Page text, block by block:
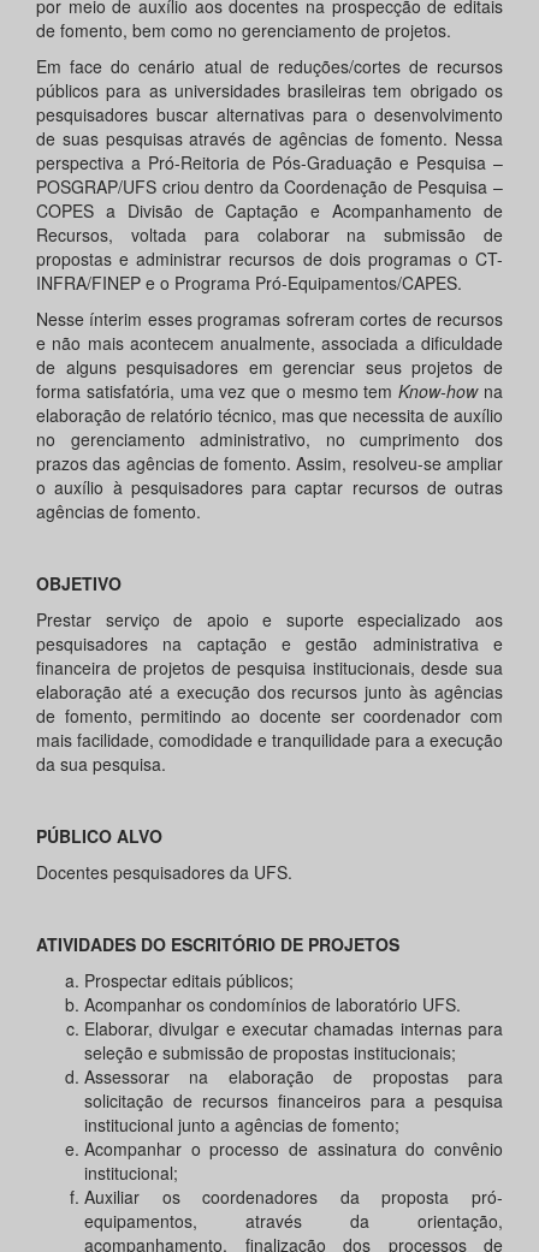
por meio de auxílio aos docentes na prospecção de editais
de fomento, bem como no gerenciamento de projetos.
Em face do cenário atual de reduções/cortes de recursos
públicos para as universidades brasileiras tem obrigado os
pesquisadores buscar alternativas para o desenvolvimento
de suas pesquisas através de agências de fomento. Nessa
perspectiva a Pró-Reitoria de Pós-Graduação e Pesquisa –
POSGRAP/UFS criou dentro da Coordenação de Pesquisa –
COPES a Divisão de Captação e Acompanhamento de
Recursos, voltada para colaborar na submissão de
propostas e administrar recursos de dois programas o CT-
INFRA/FINEP e o Programa Pró-Equipamentos/CAPES.
Nesse ínterim esses programas sofreram cortes de recursos
e não mais acontecem anualmente, associada a dificuldade
de alguns pesquisadores em gerenciar seus projetos de
forma satisfatória, uma vez que o mesmo temKnow-howna
elaboração de relatório técnico, mas que necessita de auxílio
no gerenciamento administrativo, no cumprimento dos
prazos das agências de fomento. Assim, resolveu-se ampliar
o auxílio à pesquisadores para captar recursos de outras
agências de fomento.
OBJETIVO
Prestar serviço de apoio e suporte especializado aos
pesquisadores na captação e gestão administrativa e
financeira de projetos de pesquisa institucionais, desde sua
elaboração até a execução dos recursos junto às agências
de fomento, permitindo ao docente ser coordenador com
mais facilidade, comodidade e tranquilidade para a execução
da sua pesquisa.
PÚBLICO ALVO
Docentes pesquisadores da UFS.
ATIVIDADES DO ESCRITÓRIO DE PROJETOS
Prospectar editais públicos;
Acompanhar os condomínios de laboratório UFS.
Elaborar, divulgar e executar chamadas internas para
seleção e submissão de propostas institucionais;
Assessorar na elaboração de propostas para
solicitação de recursos financeiros para a pesquisa
institucional junto a agências de fomento;
Acompanhar o processo de assinatura do convênio
institucional;
Auxiliar os coordenadores da proposta pró-
equipamentos, através da orientação,
acompanhamento, finalização dos processos de